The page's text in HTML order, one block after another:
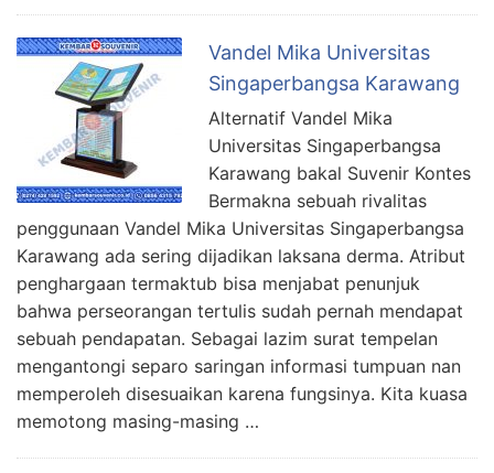
Vandel Mika Universitas
Singaperbangsa Karawang
Alternatif Vandel Mika
Universitas Singaperbangsa
Karawang bakal Suvenir Kontes
Bermakna sebuah rivalitas
penggunaan Vandel Mika Universitas Singaperbangsa
Karawang ada sering dijadikan laksana derma. Atribut
penghargaan termaktub bisa menjabat penunjuk
bahwa perseorangan tertulis sudah pernah mendapat
sebuah pendapatan. Sebagai lazim surat tempelan
mengantongi separo saringan informasi tumpuan nan
memperoleh disesuaikan karena fungsinya. Kita kuasa
memotong masing-masing …